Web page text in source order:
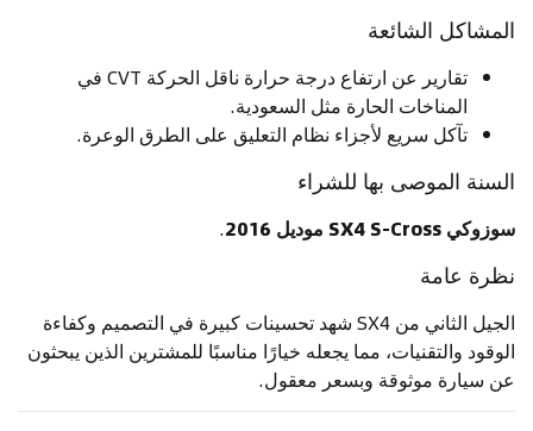
المشاكل الشائعة
تقارير عن ارتفاع درجة حرارة ناقل الحركة CVT في
المناخات الحارة مثل السعودية.
تآكل سريع لأجزاء نظام التعليق على الطرق الوعرة.
السنة الموصى بها للشراء
سوزوكي SX4 S-Cross موديل 2016 .
نظرة عامة
الجيل الثاني من SX4 شهد تحسينات كبيرة في التصميم وكفاءة
الوقود والتقنيات، مما يجعله خيارًا مناسبًا للمشترين الذين يبحثون
عن سيارة موثوقة وبسعر معقول.